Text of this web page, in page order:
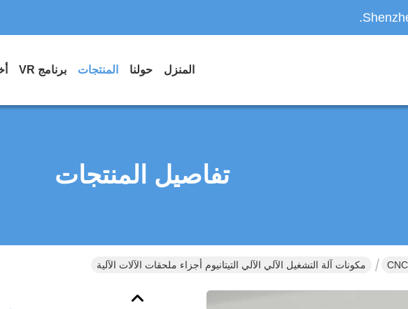
المنزل حولنا المنتجات برنامج VR
تفاصيل المنتجات
مكونات آلة التشغيل الآلي الآلي التيتانيوم أجزاء ملحقات الآلات الآلية